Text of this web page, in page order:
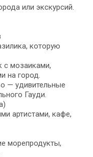
или экскурсий.
которую
с мозаиками,
на город.
— удивительные
Гауди.
артистами, кафе,
морепродукты,